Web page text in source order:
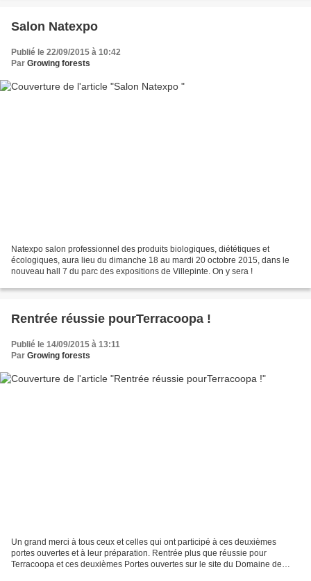
Salon Natexpo
Publié le 22/09/2015 à 10:42
Par Growing forests
Natexpo salon professionnel des produits biologiques, diététiques et
écologiques, aura lieu du dimanche 18 au mardi 20 octobre 2015, dans le
nouveau hall 7 du parc des expositions de Villepinte. On y sera !
Rentrée réussie pourTerracoopa !
Publié le 14/09/2015 à 13:11
Par Growing forests
Un grand merci à tous ceux et celles qui ont participé à ces deuxièmes
portes ouvertes et à leur préparation. Rentrée plus que réussie pour
Terracoopa et ces deuxièmes Portes ouvertes sur le site du Domaine de